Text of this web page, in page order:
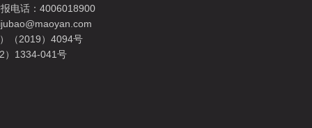
电话：4006018900
（2019）4094号
）1334-041号